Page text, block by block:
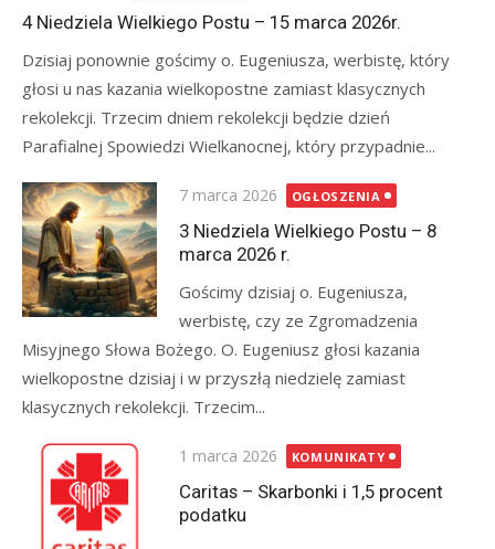
on
4 Niedziela Wielkiego Postu – 15 marca 2026r.
Dzisiaj ponownie gościmy o. Eugeniusza, werbistę, który
głosi u nas kazania wielkopostne zamiast klasycznych
rekolekcji. Trzecim dniem rekolekcji będzie dzień
Parafialnej Spowiedzi Wielkanocnej, który przypadnie...
Posted
on
7 marca 2026 OGŁOSZENIA
3 Niedziela Wielkiego Postu – 8
marca 2026 r.
Gościmy dzisiaj o. Eugeniusza,
werbistę, czy ze Zgromadzenia
Misyjnego Słowa Bożego. O. Eugeniusz głosi kazania
wielkopostne dzisiaj i w przyszłą niedzielę zamiast
klasycznych rekolekcji. Trzecim...
Posted
on
1 marca 2026 KOMUNIKATY
Caritas – Skarbonki i 1,5 procent
podatku